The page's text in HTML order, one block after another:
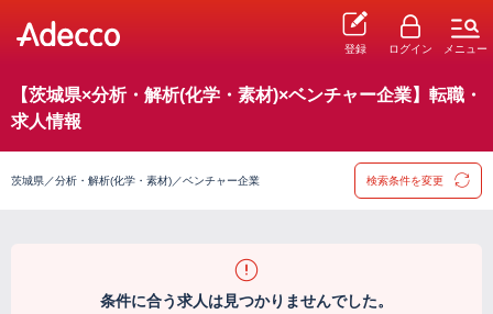
登録 ログイン メニュー
【茨城県×分析・解析(化学・素材)×ベンチャー企業】転職・
求人情報
茨城県／分析・解析(化学・素材)／ベンチャー企業 検索条件を変更
条件に合う求人は見つかりませんでした。